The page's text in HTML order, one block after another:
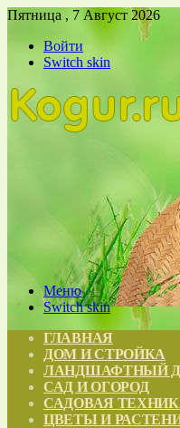
Пятница , 7 Август 2026
Войти
Switch skin
Меню
Switch skin
ГЛАВНАЯ
ДОМ И СТРОЙКА
ЛАНДШАФТНЫЙ
САД И ОГОРОД
САДОВАЯ
ЦВЕТЫ И